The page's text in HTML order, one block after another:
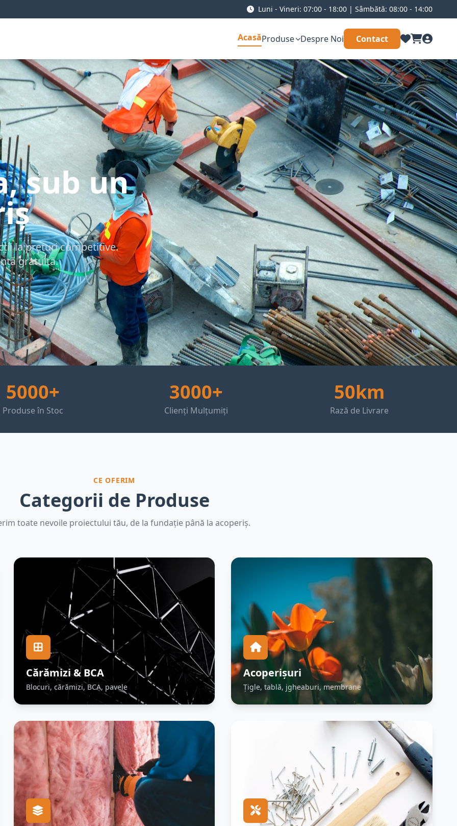
Luni - Vineri: 07:00 - 18:00 | Sâmbătă: 08:00 - 14:00
AcasăProduse Despre Noi Contact
sub un
la prețuri competitive.
gratuită.
5000+
Produse în Stoc
3000+
Clienți Mulțumiți
50km
Rază de Livrare
CE OFERIM
Categorii de Produse
toate nevoile proiectului tău, de la fundație până la acoperiș.
Cărămizi & BCA
Blocuri, cărămizi, BCA, pavele
Acoperișuri
Țigle, tablă, jgheaburi, membrane